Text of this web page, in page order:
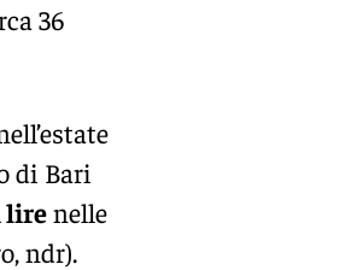
36
di Bari
lirenelle
ndr).